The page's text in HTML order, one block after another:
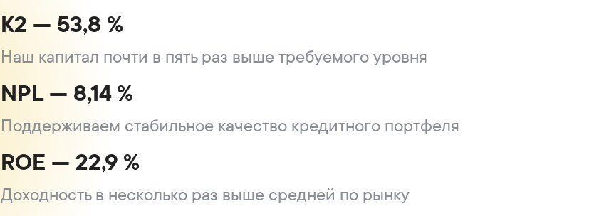
K2 — 53,8 %
Наш капитал почти в пять раз выше требуемого уровня
NPL — 8,14 %
Поддерживаем стабильное качество кредитного портфеля
ROE — 22,9 %
Доходность в несколько раз выше средней по рынку